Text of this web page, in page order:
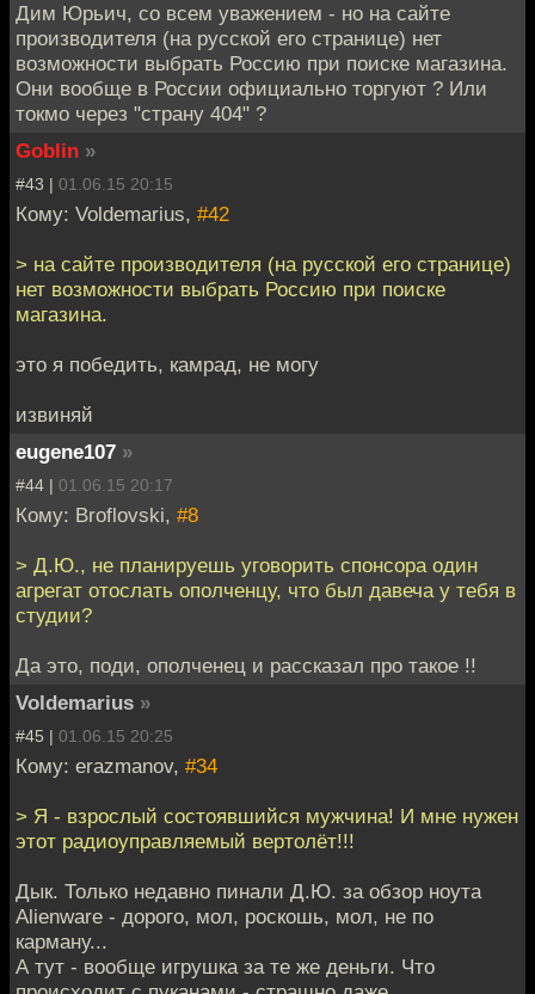
Дим Юрьич, со всем уважением - но на сайте
производителя (на русской его странице) нет
возможности выбрать Россию при поиске магазина.
Они вообще в России официально торгуют ? Или
токмо через "страну 404" ?
Goblin »
#43 | 01.06.15 20:15
Кому: Voldemarius, #42
> на сайте производителя (на русской его странице)
нет возможности выбрать Россию при поиске
магазина.
это я победить, камрад, не могу
извиняй
eugene107 »
#44 | 01.06.15 20:17
Кому: Broflovski, #8
> Д.Ю., не планируешь уговорить спонсора один
агрегат отослать ополченцу, что был давеча у тебя в
студии?
Да это, поди, ополченец и рассказал про такое !!
Voldemarius »
#45 | 01.06.15 20:25
Кому: erazmanov, #34
> Я - взрослый состоявшийся мужчина! И мне нужен
этот радиоуправляемый вертолёт!!!
Дык. Только недавно пинали Д.Ю. за обзор ноута
Alienware - дорого, мол, роскошь, мол, не по
карману...
А тут - вообще игрушка за те же деньги. Что